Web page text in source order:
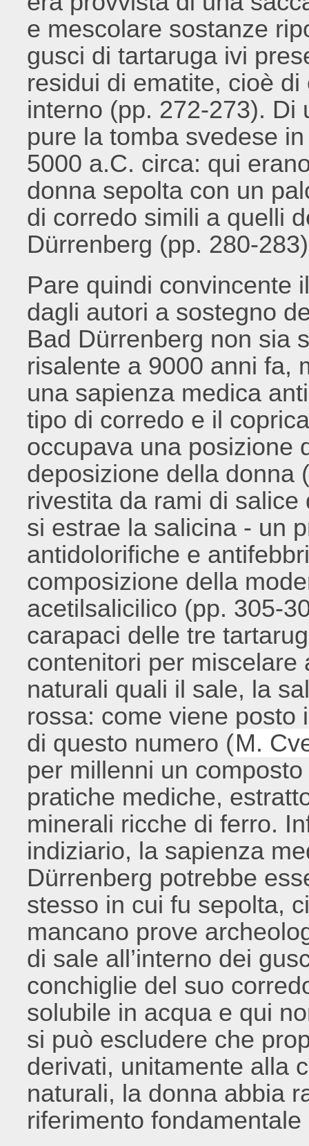
e mescolare sostanze
gusci di tartaruga ivi
residui di ematite, cioè
interno (pp. 272-273). Di
pure la tomba svedese
5000 a.C. circa: qui
donna sepolta con un
di corredo simili a quelli
Dürrenberg (pp. 280-
Pare quindi convincente
dagli autori a sostegno
Bad Dürrenberg non sia
risalente a 9000 anni fa,
una sapienza medica
tipo di corredo e il
occupava una posizione
deposizione della donna
rivestita da rami di salice
si estrae la salicina - un
antidolorifiche e
composizione della
acetilsalicilico (pp. 305-
carapaci delle tre
contenitori per
naturali quali il sale, la
rossa: come viene posto
di questo numero (M.
per millenni un
pratiche mediche,
minerali ricche di ferro.
indiziario, la sapienza
Dürrenberg potrebbe
stesso in cui fu sepolta,
mancano prove
di sale all’interno dei
conchiglie del suo
solubile in acqua e qui
si può escludere che
derivati, unitamente alla
naturali, la donna abbia
riferimento